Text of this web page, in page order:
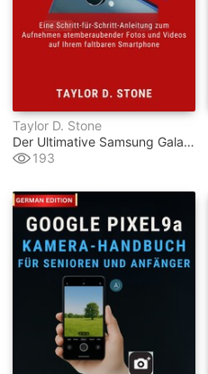
Taylor D. Stone
Der Ultimative Samsung Galaxy Z Flip7-Kameraleitfaden Für Anfänger
193